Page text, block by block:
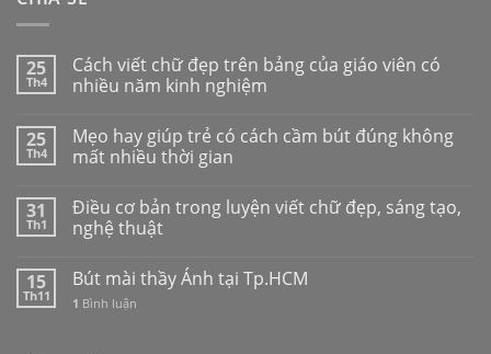
25
Th4
Cách viết chữ đẹp trên bảng của giáo viên có
nhiều năm kinh nghiệm
25
Th4
Mẹo hay giúp trẻ có cách cầm bút đúng không
mất nhiều thời gian
31
Th1
Điều cơ bản trong luyện viết chữ đẹp, sáng tạo,
nghệ thuật
15
Th11
Bút mài thầy Ánh tại Tp.HCM
1 Bình luận